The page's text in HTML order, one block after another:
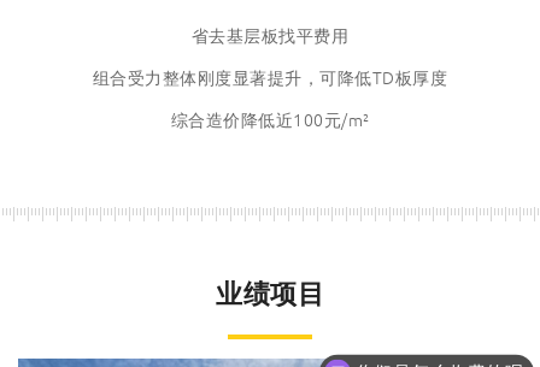
省去基层板找平费用
组合受力整体刚度显著提升，可降低TD板厚度
综合造价降低近100元/m²
业绩项目